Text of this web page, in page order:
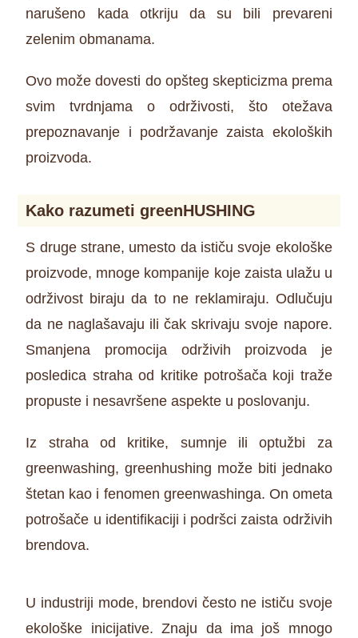
narušeno kada otkriju da su bili prevareni
zelenim obmanama.
Ovo može dovesti do opšteg skepticizma prema
svim tvrdnjama o održivosti, što otežava
prepoznavanje i podržavanje zaista ekoloških
proizvoda.
Kako razumeti greenHUSHING
S druge strane, umesto da ističu svoje ekološke
proizvode, mnoge kompanije koje zaista ulažu u
održivost biraju da to ne reklamiraju. Odlučuju
da ne naglašavaju ili čak skrivaju svoje napore.
Smanjena promocija održivih proizvoda je
posledica straha od kritike potrošača koji traže
propuste i nesavršene aspekte u poslovanju.
Iz straha od kritike, sumnje ili optužbi za
greenwashing, greenhushing može biti jednako
štetan kao i fenomen greenwashinga. On ometa
potrošače u identifikaciji i podršci zaista održivih
brendova.
U industriji mode, brendovi često ne ističu svoje
ekološke inicijative. Znaju da ima još mnogo